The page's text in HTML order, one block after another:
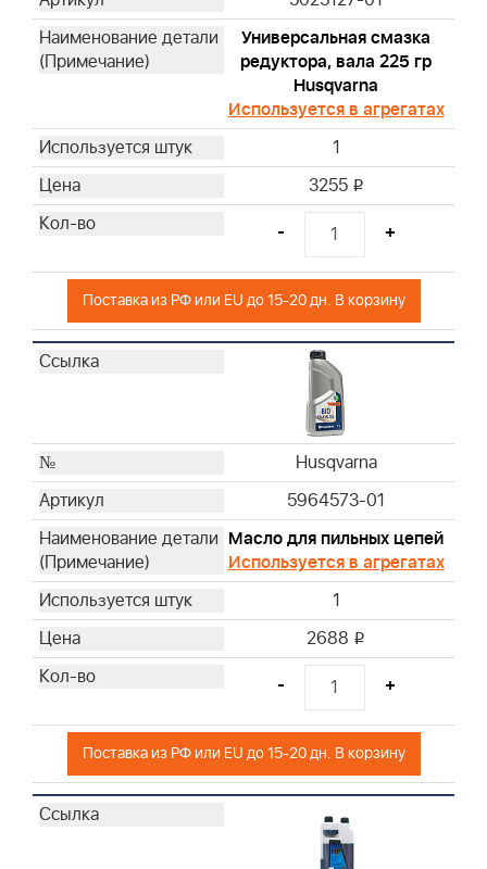
Husqvarna
Husqvarna
Husqvarna
Husqvarna
Husqvarna
Husqvarna
Husqvarna
Husqvarna
Husqvarna
Husqvarna
Husqvarna
Husqvarna
Husqvarna
Husqvarna
Husqvarna
Husqvarna
Husqvarna
Husqvarna
Husqvarna
Husqvarna
Husqvarna
Husqvarna
Husqvarna
Husqvarna
Husqvarna
Husqvarna
Husqvarna
Husqvarna
Husqvarna
Универсальная смазка
редуктора, вала 225 гр
Husqvarna
Используется в агрегатах
1
3255 i
- +
Поставка из РФ или EU до 15-20 дн. В корзину
Husqvarna
5964573-01
Масло для пильных цепей
Используется в агрегатах
1
2688 i
- +
Поставка из РФ или EU до 15-20 дн. В корзину